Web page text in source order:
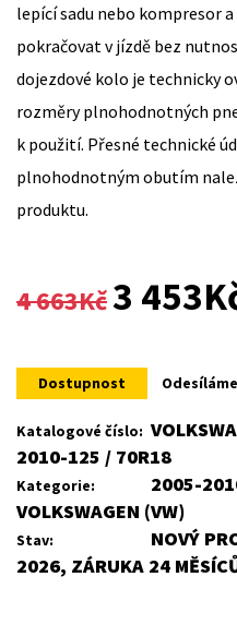
lepící sadu nebo kompresor
pokračovat v jízdě bez
dojezdové kolo je technicky
rozměry plnohodnotných
k použití. Přesné technické
plnohodnotným obutím
produktu.
4 663Kč
Original
was:
4
663Kč.
3 453
Dostupnost
Katalogové číslo:
2010-125 / 70R18
Kategorie: 2005-
VOLKSWAGEN (VW)
Stav:
NOVÝ
2026, ZÁRUKA 24